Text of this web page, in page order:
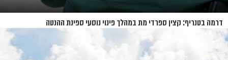
דרמה בטנריף: קצין ספרדי מת במהלך פינוי נוסעי ספינת ההנטה